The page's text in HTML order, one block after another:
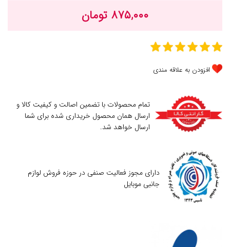
۸۷۵,۰۰۰ تومان
افزودن به علاقه مندی
تمام محصولات با تضمین اصالت و کیفیت کالا و
ارسال همان محصول خریداری شده برای شما
ارسال خواهد شد.
دارای مجوز فعالیت صنفی در حوزه فروش لوازم
جانبی موبایل